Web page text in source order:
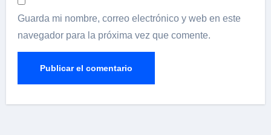
Guarda mi nombre, correo electrónico y web en este
navegador para la próxima vez que comente.